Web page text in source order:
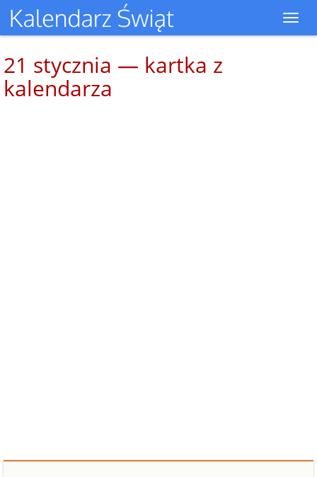
21 stycznia — kartka z
kalendarza